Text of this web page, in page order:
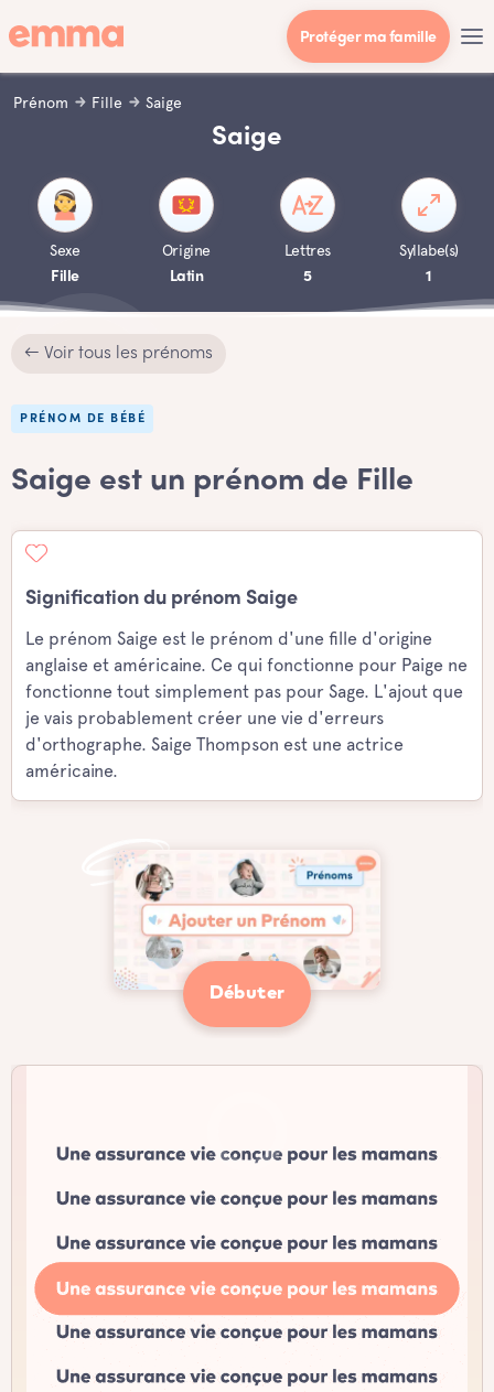
Protéger ma famille
Prénom Fille Saige
Saige
Sexe
Fille
Origine
Latin
Lettres
5
Syllabe(s)
1
← Voir tous les prénoms
PRÉNOM DE BÉBÉ
Saige est un prénom de Fille
Signification du prénom Saige
Le prénom Saige est le prénom d'une fille d'origine
anglaise et américaine. Ce qui fonctionne pour Paige ne
fonctionne tout simplement pas pour Sage. L'ajout que
je vais probablement créer une vie d'erreurs
d'orthographe. Saige Thompson est une actrice
américaine.
Débuter